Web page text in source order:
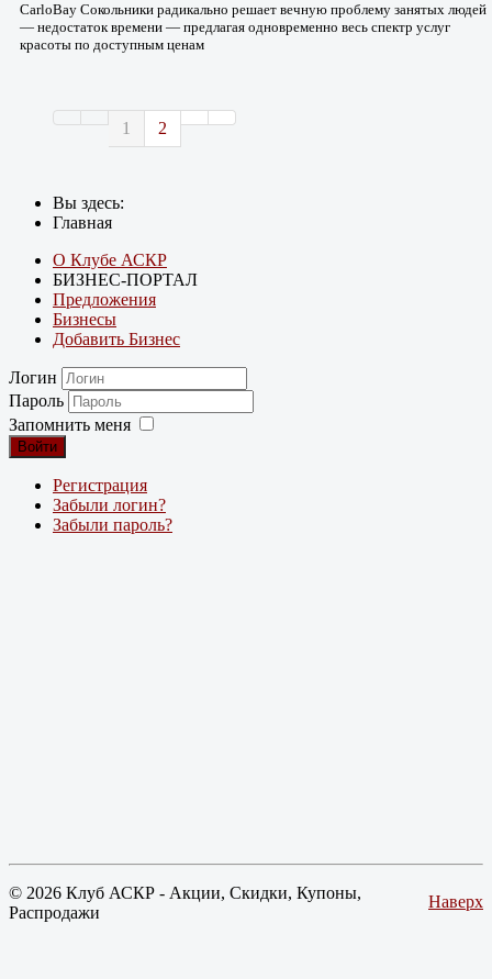
CarloBay Сокольники радикально решает вечную проблему занятых людей
— недостаток времени — предлагая одновременно весь спектр услуг
красоты по доступным ценам
1 2
Вы здесь:
Главная
О Клубе АСКР
БИЗНЕС-ПОРТАЛ
Предложения
Бизнесы
Добавить Бизнес
Логин
Пароль
Запомнить меня
Войти
Регистрация
Забыли логин?
Забыли пароль?
Наверх
© 2026 Клуб АСКР - Акции, Скидки, Купоны,
Распродажи